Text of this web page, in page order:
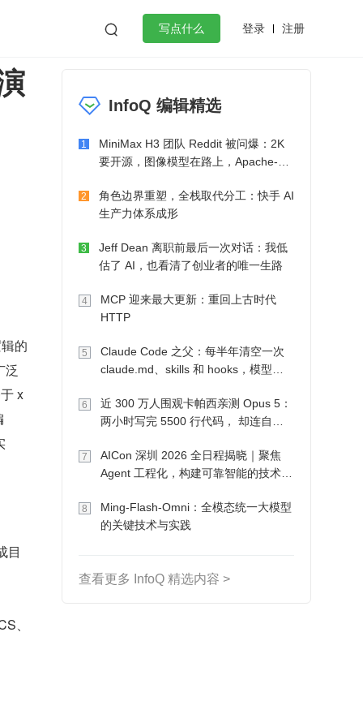
 写点什么 登录 注册
工作
微服务架构 flutter
的
泛
x
目
、
InfoQ 编辑精选
1
MiniMax H3 团队 Reddit 被问爆：2K
要开源，图像模型在路上，Apache-2.0
2
角色边界重塑，全栈取代分工：快手 AI
生产力体系成形
3
Jeff Dean 离职前最后一次对话：我低
估了 AI，也看清了创业者的唯一生路
4
MCP 迎来最大更新：重回上古时代
HTTP
5
Claude Code 之父：每半年清空一次
claude.md、skills 和 hooks，模型自
6
近 300 万人围观卡帕西亲测 Opus 5：
两小时写完 5500 行代码， 却连自己
7
AICon 深圳 2026 全日程揭晓｜聚焦
Agent 工程化，构建可靠智能的技术路
8
Ming-Flash-Omni：全模态统一大模型
的关键技术与实践
查看更多 InfoQ 精选内容 >